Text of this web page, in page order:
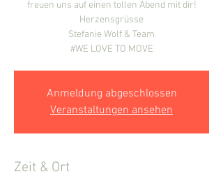
freuen uns auf einen tollen Abend mit dir!
Herzensgrüsse
Stefanie Wolf & Team
#WE LOVE TO MOVE
Anmeldung abgeschlossen
Veranstaltungen ansehen
Zeit & Ort